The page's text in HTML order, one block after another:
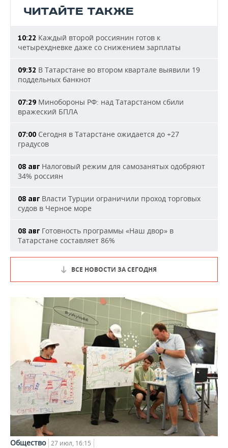
ЧИТАЙТЕ ТАКЖЕ
10:22 Каждый второй россиянин готов к
четырехдневке даже со снижением зарплаты
09:32 В Татарстане во втором квартале выявили 19
поддельных банкнот
07:29 Минобороны РФ: над Татарстаном сбили
вражеский БПЛА
07:00 Сегодня в Татарстане ожидается до +27
градусов
08 авг Налоговый режим для самозанятых одобряют
34% россиян
08 авг Власти Турции ограничили проход торговых
судов в Черное море
08 авг Готовность программы «Наш двор» в
Татарстане составляет 86%
ВСЕ НОВОСТИ ЗА СЕГОДНЯ
Общество 27 июл, 16:15